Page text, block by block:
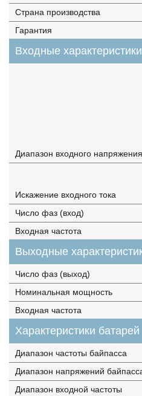
Страна производства
Гарантия
Входные характеристики
Диапазон входного напряжения
Искажение входного тока
Число фаз (вход)
Входная частота
Выходные
Число фаз (выход)
Номинальная мощность
Входная частота
Характеристики батарей
Диапазон частоты байпасса
Диапазон напряжений
Диапазон входной частоты